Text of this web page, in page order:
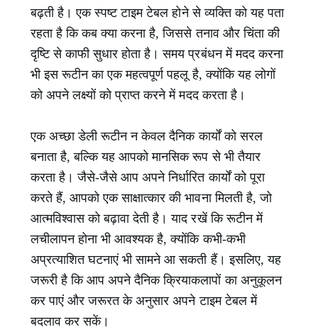
बढ़ती है। एक स्पष्ट टाइम टेबल होने से व्यक्ति को यह पता
रहता है कि कब क्या करना है, जिससे तनाव और चिंता की
दृष्टि से काफी सुधार होता है। समय प्रबंधन में मदद करना
भी इस रूटीन का एक महत्वपूर्ण पहलू है, क्योंकि यह लोगों
को अपने लक्ष्यों को प्राप्त करने में मदद करता है।
एक अच्छा डेली रूटीन न केवल दैनिक कार्यों को सरल
बनाता है, बल्कि यह आपको मानसिक रूप से भी तैयार
करता है। जैसे-जैसे आप अपने निर्धारित कार्यों को पूरा
करते हैं, आपको एक साक्षात्कार की भावना मिलती है, जो
आत्मविश्वास को बढ़ावा देती है। याद रखें कि रूटीन में
लचीलापन होना भी आवश्यक है, क्योंकि कभी-कभी
अप्रत्याशित घटनाएं भी सामने आ सकती हैं। इसलिए, यह
जरूरी है कि आप अपने दैनिक क्रियाकलापों का अनुकूलन
कर पाएं और जरूरत के अनुसार अपने टाइम टेबल में
बदलाव कर सकें।